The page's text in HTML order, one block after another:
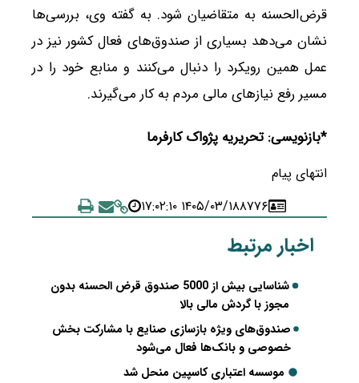
قرض‌الحسنه به متقاضیان شود. به گفته وی، بررسی‌ها
نشان می‌دهد بسیاری از صندوق‌های فعال کشور نیز در
عمل همین رویکرد را دنبال می‌کنند و منابع خود را در
مسیر رفع نیازهای مالی مردم به کار می‌گیرند.
*بازنویسی: تحریریه پژواک کارفرما
انتهای پیام
۸۷۷۶۱۴۰۵/۰۳/۱۸ ۱۷:۰۲:۱۰
اخبار مرتبط
شناسایی بیش از 5000 صندوق قرض الحسنه بدون
مجوز با گردش مالی بالا
صندوق‌های ویژه بازسازی صنایع با مشارکت بخش
خصوصی و بانک‌ها فعال می‌شود
موسسه اعتباری کاسپین منحل شد